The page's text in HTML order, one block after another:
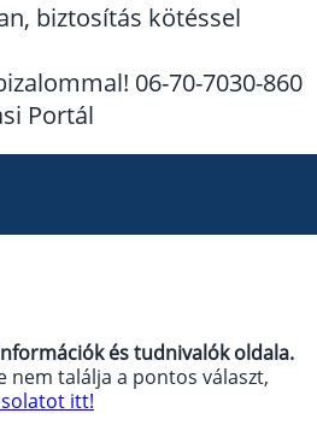
Biztosító Egyesület
Assistance Biztosító
Biztosító
Biztosító
Hungária Biztosító
biztosítás kötéssel
06-70-7030-860
Portál
és tudnivalók oldala.
nem találja a pontos választ,
itt!